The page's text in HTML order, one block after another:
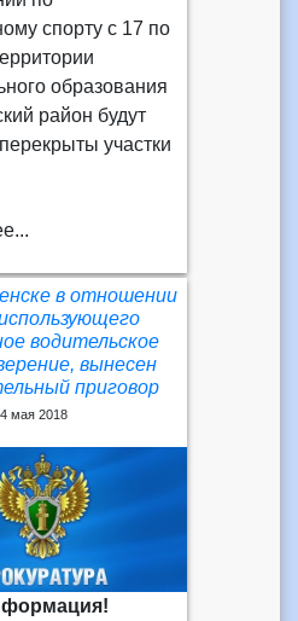
спорту с 17 по
образования
район будут
участки
в отношении
водительское
вынесен
приговор
мая 2018